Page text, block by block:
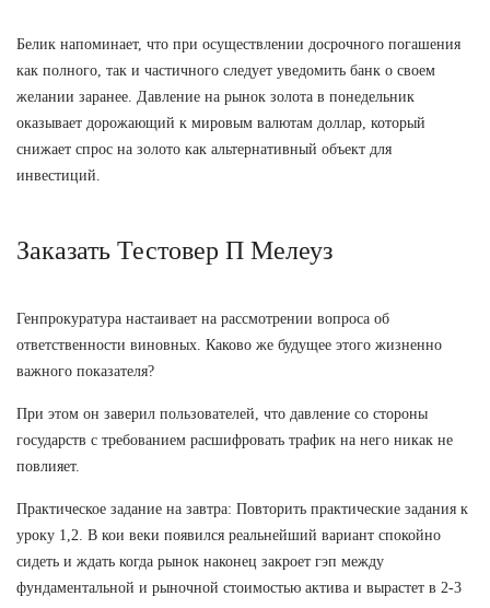
Белик напоминает, что при осуществлении досрочного погашения
как полного, так и частичного следует уведомить банк о своем
желании заранее. Давление на рынок золота в понедельник
оказывает дорожающий к мировым валютам доллар, который
снижает спрос на золото как альтернативный объект для
инвестиций.
Заказать Тестовер П Мелеуз
Генпрокуратура настаивает на рассмотрении вопроса об
ответственности виновных. Каково же будущее этого жизненно
важного показателя?
При этом он заверил пользователей, что давление со стороны
государств с требованием расшифровать трафик на него никак не
повлияет.
Практическое задание на завтра: Повторить практические задания к
уроку 1,2. В кои веки появился реальнейший вариант спокойно
сидеть и ждать когда рынок наконец закроет гэп между
фундаментальной и рыночной стоимостью актива и вырастет в 2-3